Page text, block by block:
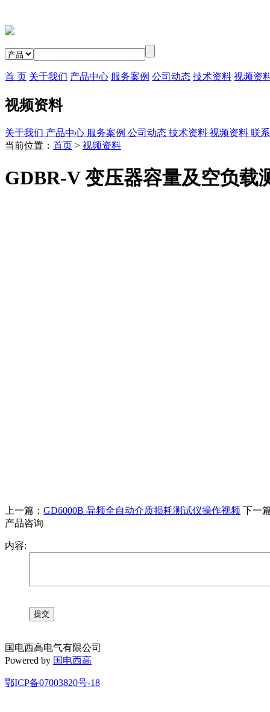
首 页 关于我们 产品中心 服务案例 公司动态 技术资料 视频资
视频资料
关于我们 产品中心 服务案例 公司动态 技术资料 视频资料 联
当前位置： 首页 > 视频资料
GDBR-V 变压器容量及空负载
上一篇： GD6000B 异频全自动介质损耗测试仪操作视频 下一
产品咨询
内容:
国电西高电气有限公司
Powered by 国电西高
鄂ICP备07003820号-18